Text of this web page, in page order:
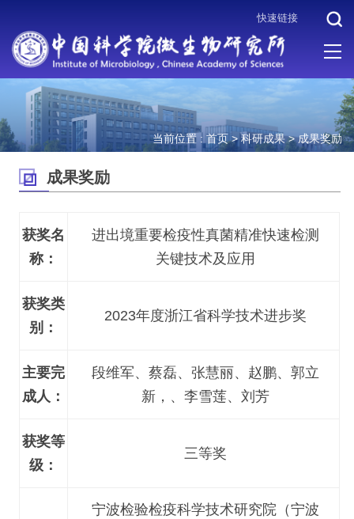
快速链接
当前位置 : 首页>科研成果>成果奖励
成果奖励
获奖名
称：
进出境重要检疫性真菌精准快速检测
关键技术及应用
获奖类
别：
2023年度浙江省科学技术进步奖
主要完
成人：
段维军、蔡磊、张慧丽、赵鹏、郭立
新，、李雪莲、刘芳
获奖等
级：
三等奖
宁波检验检疫科学技术研究院（宁波